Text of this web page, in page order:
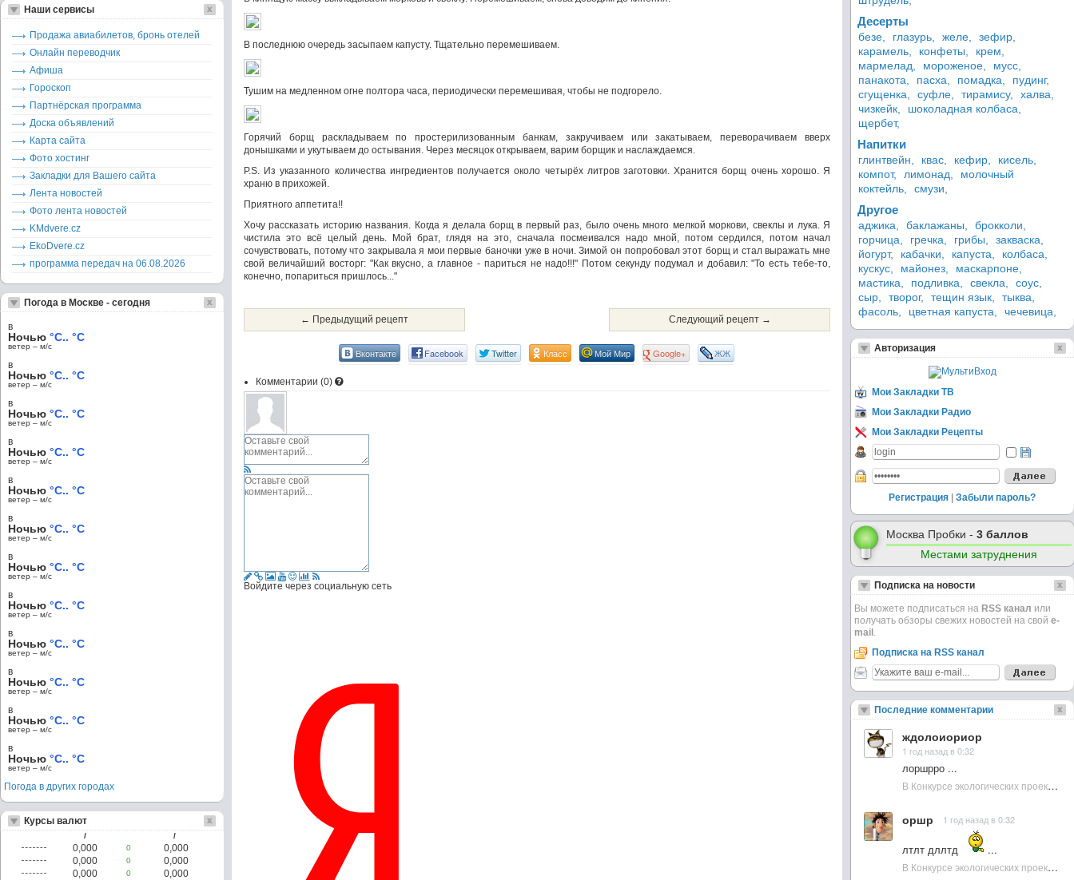
В последнюю очередь засыпаем капусту. Тщательно перемешиваем.
Тушим на медленном огне полтора часа, периодически перемешивая, чтобы не подгорело.
Горячий борщ раскладываем по простерилизованным банкам, закручиваем или закатываем, переворачиваем вверх
донышками и укутываем до остывания. Через месяцок открываем, варим борщик и наслаждаемся.
P.S. Из указанного количества ингредиентов получается около четырёх литров заготовки. Хранится борщ очень хорошо. Я
храню в прихожей.
Приятного аппетита!!
Хочу рассказать историю названия. Когда я делала борщ в первый раз, было очень много мелкой моркови, свеклы и лука. Я
чистила это всё целый день. Мой брат, глядя на это, сначала посмеивался надо мной, потом сердился, потом начал
сочувствовать, потому что закрывала я мои первые баночки уже в ночи. Зимой он попробовал этот борщ и стал выражать мне
свой величайший восторг: "Как вкусно, а главное - париться не надо!!!" Потом секунду подумал и добавил: "То есть тебе-то,
конечно, попариться пришлось..."
← Предыдущий рецепт Следующий рецепт →
Вконтакте Facebook Twitter Класс Мой Мир Google+ ЖЖ
Комментарии (0)
Войдите через социальную сеть
Наши сервисы
Продажа авиабилетов, бронь отелей
Онлайн переводчик
Афиша
Гороскоп
Партнёрская программа
Доска объявлений
Карта сайта
Фото хостинг
Закладки для Вашего сайта
Лента новостей
Фото лента новостей
KMdvere.cz
EkoDvere.cz
программа передач на 06.08.2026
Погода в Москве - сегодня
в
Ночью °C.. °C
ветер – м/c
в
Ночью °C.. °C
ветер – м/c
в
Ночью °C.. °C
ветер – м/c
в
Ночью °C.. °C
ветер – м/c
в
Ночью °C.. °C
ветер – м/c
в
Ночью °C.. °C
ветер – м/c
в
Ночью °C.. °C
ветер – м/c
в
Ночью °C.. °C
ветер – м/c
в
Ночью °C.. °C
ветер – м/c
в
Ночью °C.. °C
ветер – м/c
в
Ночью °C.. °C
ветер – м/c
в
Ночью °C.. °C
ветер – м/c
Погода в других городах
Курсы валют
/ /
0,000 0
0,000
0,000
0
0,000
0,000
0
0,000
Десерты
безе, глазурь, желе,
зефир,
карамель,
конфеты,
крем,
мармелад,
мороженое,
мусс,
панакота,
пасха, помадка,
пудинг,
сгущенка,
суфле, тирамису,
халва,
чизкейк,
шоколадная колбаса,
щербет,
Напитки
глинтвейн, квас, кефир,
кисель,
компот,
лимонад,
молочный
коктейль,
смузи,
Другое
аджика, баклажаны,
брокколи,
горчица,
гречка, грибы,
закваска,
йогурт,
кабачки, капуста,
колбаса,
кускус,
майонез,
маскарпоне,
мастика,
подливка, свекла,
соус,
сыр,
творог, тещин язык,
тыква,
фасоль,
цветная капуста, чечевица,
Авторизация
Мои Закладки ТВ
Мои Закладки Радио
Мои Закладки Рецепты
Регистрация Забыли пароль?
Москва Пробки - 3 баллов
Местами затруднения
Подписка на новости
Вы можете подписаться на RSS канал или
получать обзоры свежих новостей на свой e-
mail .
Подписка на RSS канал
Последние комментарии
ждолоиориор
1 год назад в 0:32
лоршрро ...
В Конкурсе экологических проектов в Подмосковье активно участвовала молодежь :: NewsRbk.ru...
оршр 1 год назад в 0:32
лтлт дллтд
...
В Конкурсе экологических проектов в Подмосковье активно участвовала молодежь :: NewsRbk.ru...